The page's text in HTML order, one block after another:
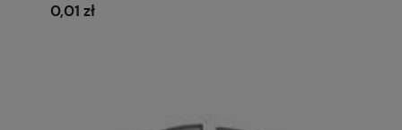
0,01 zł